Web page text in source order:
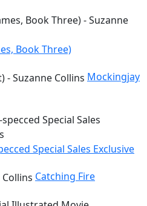
Book Three)
Mockingjay
Special Sales Exclusive
Catching Fire